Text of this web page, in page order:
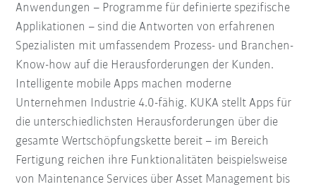
Anwendungen – Programme für definierte spezifische
Applikationen – sind die Antworten von erfahrenen
Spezialisten mit umfassendem Prozess- und Branchen-
Know-how auf die Herausforderungen der Kunden.
Intelligente mobile Apps machen moderne
Unternehmen Industrie 4.0-fähig. KUKA stellt Apps für
die unterschiedlichsten Herausforderungen über die
gesamte Wertschöpfungskette bereit – im Bereich
Fertigung reichen ihre Funktionalitäten beispielsweise
von Maintenance Services über Asset Management bis